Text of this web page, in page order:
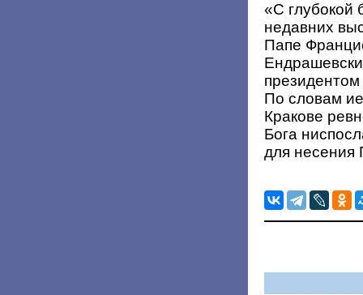
«С глубокой
недавних
Папе
По словам
Кракове
Бога
для